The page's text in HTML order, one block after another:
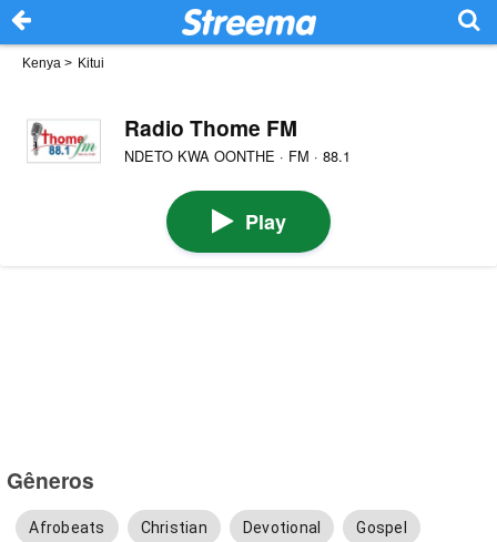
Kenya > Kitui
Radio Thome FM
NDETO KWA OONTHE · FM · 88.1
Play
Gêneros
Afrobeats Christian Devotional Gospel